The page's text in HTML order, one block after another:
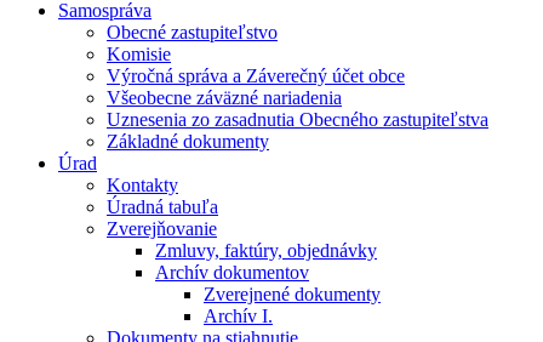
Samospráva
Obecné zastupiteľstvo
Komisie
Výročná správa a Záverečný účet obce
Všeobecne záväzné nariadenia
Uznesenia zo zasadnutia Obecného zastupiteľstva
Základné dokumenty
Úrad
Kontakty
Úradná tabuľa
Zverejňovanie
Zmluvy, faktúry, objednávky
Archív dokumentov
Zverejnené dokumenty
Archív I.
Dokumenty na stiahnutie